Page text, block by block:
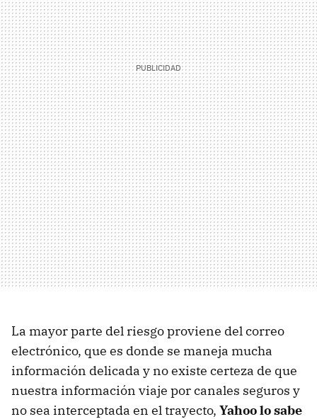
La mayor parte del riesgo proviene del correo
electrónico, que es donde se maneja mucha
información delicada y no existe certeza de que
nuestra información viaje por canales seguros y
no sea interceptada en el trayecto, Yahoo lo sabe